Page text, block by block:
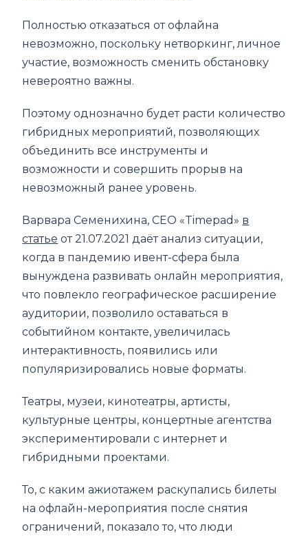
Полностью отказаться от офлайна
невозможно, поскольку нетворкинг, личное
участие, возможность сменить обстановку
невероятно важны.
Поэтому однозначно будет расти количество
гибридных мероприятий, позволяющих
объединить все инструменты и
возможности и совершить прорыв на
невозможный ранее уровень.
Варвара Семенихина, CEO «Timepad» в
статье от 21.07.2021 даёт анализ ситуации,
когда в пандемию ивент-сфера была
вынуждена развивать онлайн мероприятия,
что повлекло географическое расширение
аудитории, позволило оставаться в
событийном контакте, увеличилась
интерактивность, появились или
популяризировались новые форматы.
Театры, музеи, кинотеатры, артисты,
культурные центры, концертные агентства
экспериментировали с интернет и
гибридными проектами.
То, с каким ажиотажем раскупались билеты
на офлайн-мероприятия после снятия
ограничений, показало то, что люди